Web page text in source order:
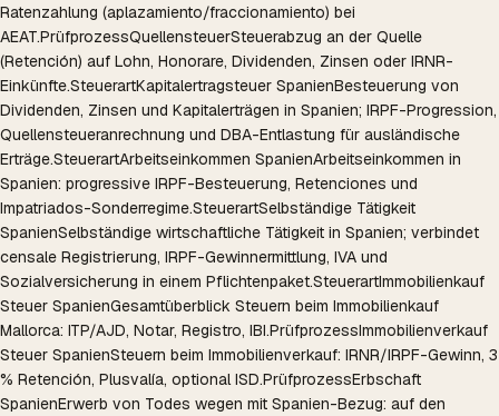
Ratenzahlung (aplazamiento/fraccionamiento) bei
AEAT.PrüfprozessQuellensteuerSteuerabzug an der Quelle
(Retención) auf Lohn, Honorare, Dividenden, Zinsen oder IRNR-
Einkünfte.SteuerartKapitalertragsteuer SpanienBesteuerung von
Dividenden, Zinsen und Kapitalerträgen in Spanien; IRPF-Progression,
Quellensteueranrechnung und DBA-Entlastung für ausländische
Erträge.SteuerartArbeitseinkommen SpanienArbeitseinkommen in
Spanien: progressive IRPF-Besteuerung, Retenciones und
Impatriados-Sonderregime.SteuerartSelbständige Tätigkeit
SpanienSelbständige wirtschaftliche Tätigkeit in Spanien; verbindet
censale Registrierung, IRPF-Gewinnermittlung, IVA und
Sozialversicherung in einem Pflichtenpaket.SteuerartImmobilienkauf
Steuer SpanienGesamtüberblick Steuern beim Immobilienkauf
Mallorca: ITP/AJD, Notar, Registro, IBI.PrüfprozessImmobilienverkauf
Steuer SpanienSteuern beim Immobilienverkauf: IRNR/IRPF-Gewinn, 3
% Retención, Plusvalía, optional ISD.PrüfprozessErbschaft
SpanienErwerb von Todes wegen mit Spanien-Bezug: auf den